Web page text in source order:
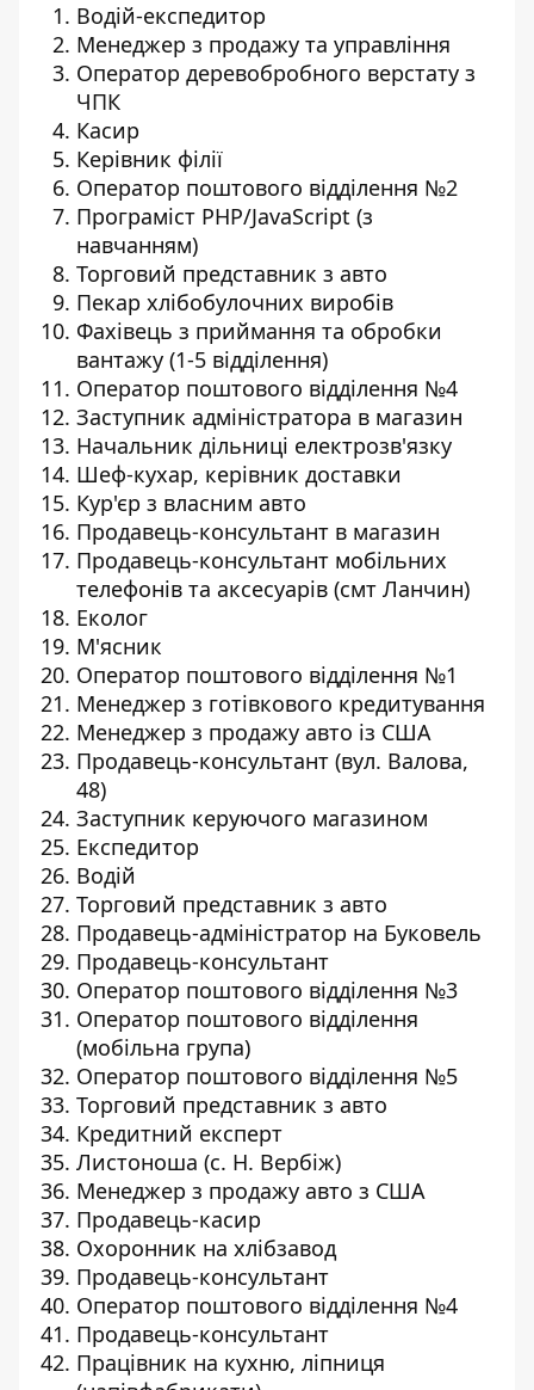
Водій-експедитор
Менеджер з продажу та управління
Оператор деревобробного верстату з
ЧПК
Касир
Керівник філії
Оператор поштового відділення №2
Програміст PHP/JavaScript (з
навчанням)
Торговий представник з авто
Пекар хлібобулочних виробів
Фахівець з приймання та обробки
вантажу (1-5 відділення)
Оператор поштового відділення №4
Заступник адміністратора в магазин
Начальник дільниці електрозв'язку
Шеф-кухар, керівник доставки
Кур'єр з власним авто
Продавець-консультант в магазин
Продавець-консультант мобільних
телефонів та аксесуарів (смт Ланчин)
Еколог
М'ясник
Оператор поштового відділення №1
Менеджер з готівкового кредитування
Менеджер з продажу авто із США
Продавець-консультант (вул. Валова,
48)
Заступник керуючого магазином
Експедитор
Водій
Торговий представник з авто
Продавець-адміністратор на Буковель
Продавець-консультант
Оператор поштового відділення №3
Оператор поштового відділення
(мобільна група)
Оператор поштового відділення №5
Торговий представник з авто
Кредитний експерт
Листоноша (с. Н. Вербіж)
Менеджер з продажу авто з США
Продавець-касир
Охоронник на хлібзавод
Продавець-консультант
Оператор поштового відділення №4
Продавець-консультант
Працівник на кухню, ліпниця